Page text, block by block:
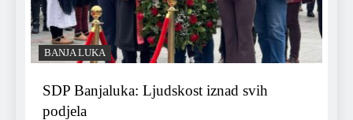
BANJA LUKA
SDP Banjaluka: Ljudskost iznad svih
podjela